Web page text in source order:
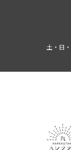
土・日